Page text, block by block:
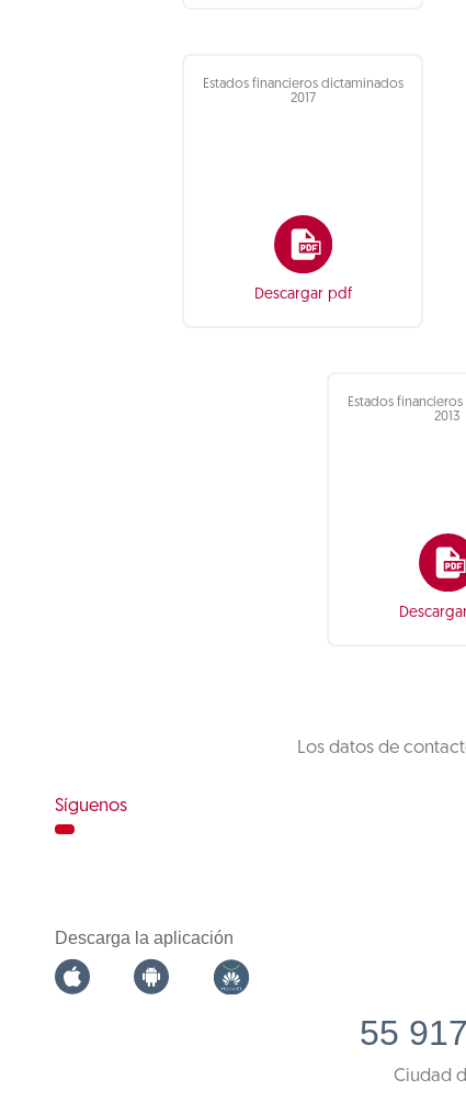
Estados financieros dictaminados
2017
Descargar pdf
Estados
2013
Los datos de
Síguenos
Descarga la aplicación
55
Ciudad